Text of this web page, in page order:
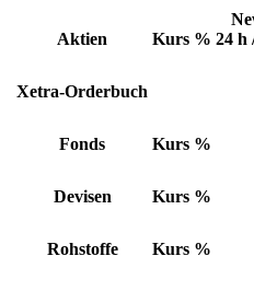
Aktien Kurs % 24 h
Xetra-Orderbuch
Fonds Kurs %
Devisen Kurs %
Rohstoffe Kurs %